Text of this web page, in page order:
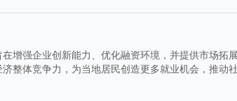
增强企业创新能力、优化融资环境，并提供市场拓
整体竞争力，为当地居民创造更多就业机会，推动